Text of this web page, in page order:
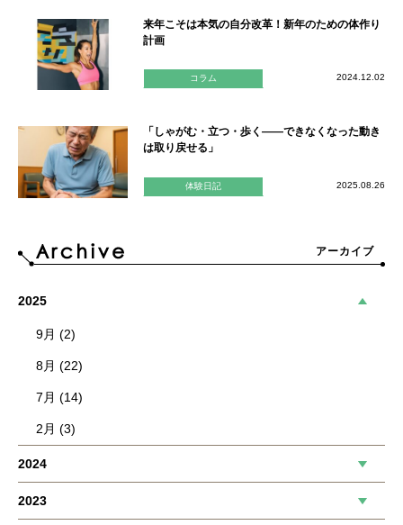
来年こそは本気の自分改革！新年のための体作り
計画
コラム 2024.12.02
「しゃがむ・立つ・歩く——できなくなった動き
は取り戻せる」
体験日記 2025.08.26
アーカイブ
2025
9月 (2)
8月 (22)
7月 (14)
2月 (3)
2024
2023